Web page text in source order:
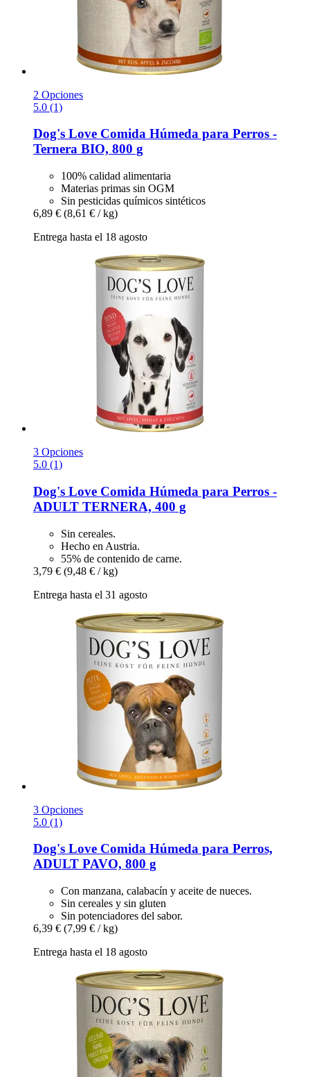
2 Opciones
5.0 (1)
Dog's Love Comida Húmeda para Perros -​
Ternera BIO, 800 g
100% calidad alimentaria
Materias primas sin OGM
Sin pesticidas químicos sintéticos
6,89 € (8,61 € / kg)
Entrega hasta el 18 agosto
3 Opciones
5.0 (1)
Dog's Love Comida Húmeda para Perros -​
ADULT TERNERA, 400 g
Sin cereales.
Hecho en Austria.
55% de contenido de carne.
3,79 € (9,48 € / kg)
Entrega hasta el 31 agosto
3 Opciones
5.0 (1)
Dog's Love Comida Húmeda para Perros,
ADULT PAVO, 800 g
Con manzana, calabacín y aceite de nueces.
Sin cereales y sin gluten
Sin potenciadores del sabor.
6,39 € (7,99 € / kg)
Entrega hasta el 18 agosto